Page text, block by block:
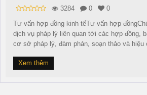
3284 0
0
Tư vấn hợp đồng kinh tếTư vấn hợp
dịch vụ pháp lý liên quan tới các hợp đồng,
cơ sở pháp lý, đàm phán, soạn thảo và hiệu
Xem thêm